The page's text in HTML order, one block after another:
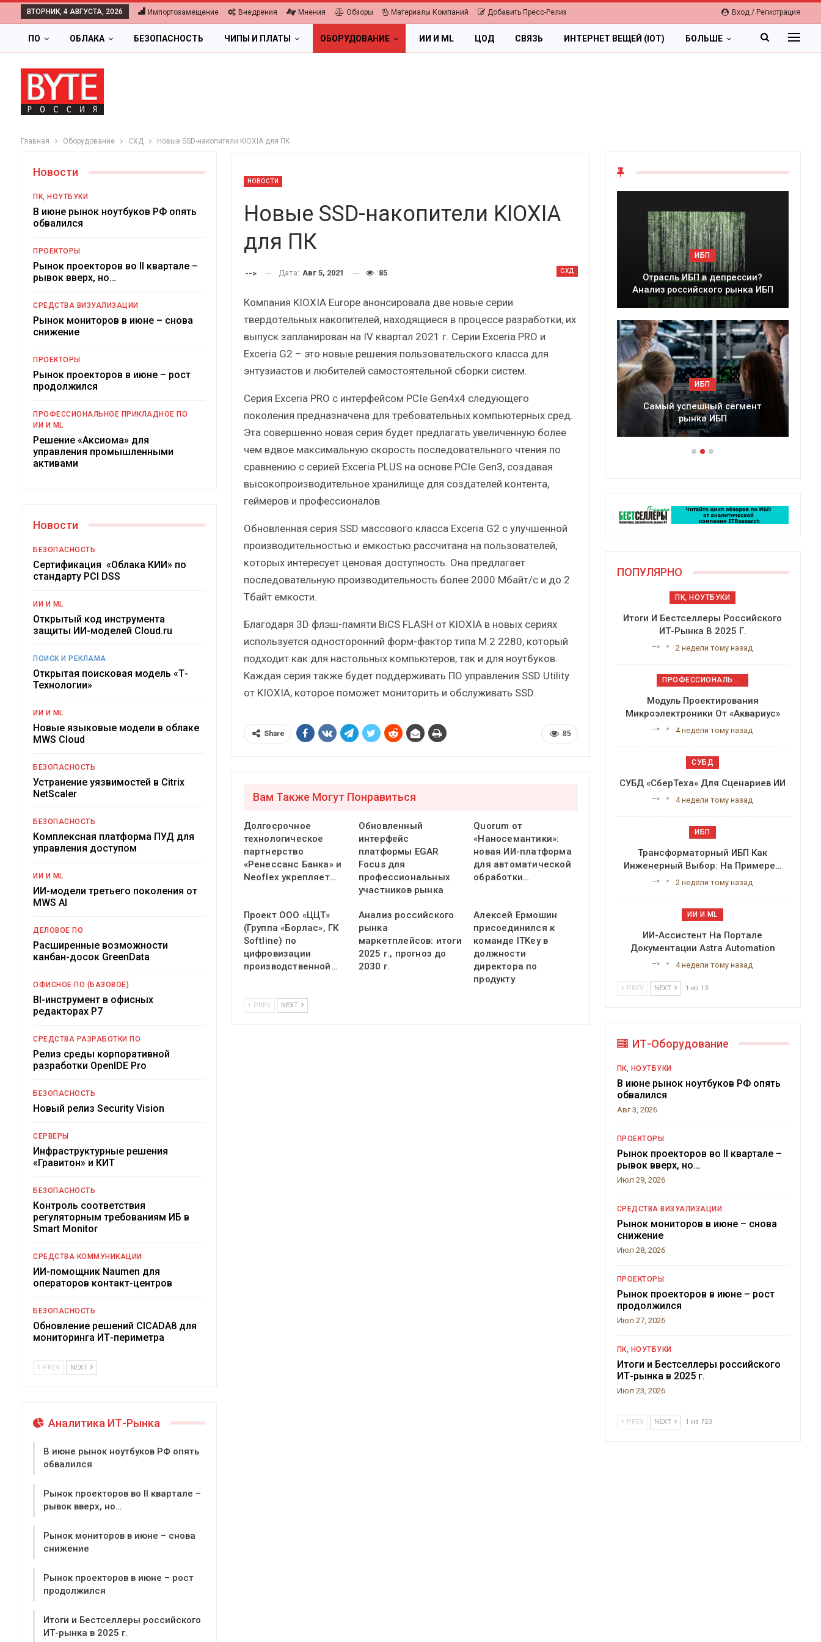
Вход / Регистрация
ВТОРНИК, 4 АВГУСТА, 2026 Импортозамещение Внедрения Мнения Обзоры Материалы Компаний Добавить Пресс-Релиз
ПО ОБЛАКА БЕЗОПАСНОСТЬ ЧИПЫ И ПЛАТЫ ОБОРУДОВАНИЕ ИИ И ML ЦОД СВЯЗЬ ИНТЕРНЕТ ВЕЩЕЙ (IOT) БОЛЬШЕ
Главная Оборудование СХД Новые SSD-накопители KIOXIA для ПК
НОВОСТИ
Новые SSD-накопители KIOXIA
для ПК
СХД
--> Дата: Авг 5, 2021 85
Компания KIOXIA Europe анонсировала две новые серии
твердотельных накопителей, находящиеся в процессе разработки, их
выпуск запланирован на IV квартал 2021 г. Серии Exceria PRO и
Exceria G2 – это новые решения пользовательского класса для
энтузиастов и любителей самостоятельной сборки систем.
Серия Exceria PRO с интерфейсом PCIe Gen4x4 следующего
поколения предназначена для требовательных компьютерных сред.
Эта совершенно новая серия будет предлагать увеличенную более
чем вдвое максимальную скорость последовательного чтения по
сравнению с серией Exceria PLUS на основе PCIe Gen3, создавая
высокопроизводительное хранилище для создателей контента,
геймеров и профессионалов.
Обновленная серия SSD массового класса Exceria G2 с улучшенной
производительностью и емкостью рассчитана на пользователей,
которых интересует ценовая доступность. Она предлагает
последовательную производительность более 2000 Мбайт/с и до 2
Тбайт емкости.
Благодаря 3D флэш-памяти BiCS FLASH от KIOXIA в новых сериях
используется односторонний форм-фактор типа M.2 2280, который
подходит как для настольных компьютеров, так и для ноутбуков.
Каждая серия также будет поддерживать ПО управления SSD Utility
от KIOXIA, которое поможет мониторить и обслуживать SSD.
85
Share
Вам Также Могут Понравиться
Долгосрочное
технологическое
партнерство
«Ренессанс Банка» и
Neoflex укрепляет…
Обновленный
интерфейс
платформы EGAR
Focus для
профессиональных
участников рынка
Quorum от
«Наносемантики»:
новая ИИ-платформа
для автоматической
обработки…
Проект ООО «ЦЦТ»
(Группа «Борлас», ГК
Softline) по
цифровизации
производственной…
Анализ российского
рынка
маркетплейсов: итоги
2025 г., прогноз до
2030 г.
Алексей Ермошин
присоединился к
команде ITKey в
должности
директора по
продукту
PREV NEXT
Новости
ПК, НОУТБУКИ
В июне рынок ноутбуков РФ опять
обвалился
ПРОЕКТОРЫ
Рынок проекторов во II квартале –
рывок вверх, но…
СРЕДСТВА ВИЗУАЛИЗАЦИИ
Рынок мониторов в июне – снова
снижение
ПРОЕКТОРЫ
Рынок проекторов в июне – рост
продолжился
ПРОФЕССИОНАЛЬНОЕ ПРИКЛАДНОЕ ПО
ИИ И ML
Решение «Аксиома» для
управления промышленными
активами
Новости
БЕЗОПАСНОСТЬ
Сертификация «Облака КИИ» по
стандарту PCI DSS
ИИ И ML
Открытый код инструмента
защиты ИИ-моделей Cloud.ru
ПОИСК И РЕКЛАМА
Открытая поисковая модель «Т-
Технологии»
ИИ И ML
Новые языковые модели в облаке
MWS Cloud
БЕЗОПАСНОСТЬ
Устранение уязвимостей в Citrix
NetScaler
БЕЗОПАСНОСТЬ
Комплексная платформа ПУД для
управления доступом
ИИ И ML
ИИ-модели третьего поколения от
MWS AI
ДЕЛОВОЕ ПО
Расширенные возможности
канбан-досок GreenData
ОФИСНОЕ ПО (БАЗОВОЕ)
BI-инструмент в офисных
редакторах Р7
СРЕДСТВА РАЗРАБОТКИ ПО
Релиз среды корпоративной
разработки OpenIDE Pro
БЕЗОПАСНОСТЬ
Новый релиз Security Vision
СЕРВЕРЫ
Инфраструктурные решения
«Гравитон» и КИТ
БЕЗОПАСНОСТЬ
Контроль соответствия
регуляторным требованиям ИБ в
Smart Monitor
СРЕДСТВА КОММУНИКАЦИИ
ИИ-помощник Naumen для
операторов контакт-центров
БЕЗОПАСНОСТЬ
Обновление решений CICADA8 для
мониторинга ИТ-периметра
PREV NEXT
Аналитика ИТ-Рынка
В июне рынок ноутбуков РФ опять
обвалился
Рынок проекторов во II квартале –
рывок вверх, но…
Рынок мониторов в июне – снова
снижение
Рынок проекторов в июне – рост
продолжился
Итоги и Бестселлеры российского
ИТ-рынка в 2025 г.
ОБЛАКА
Краткий статистический
Подкосят ли глобальные угрозы
российский рынок ИБП?
Итоги и Бестселлеры
Отрасль ИБП в депрессии?
Часть II.
ИБП
Отрасль ИБП в депрессии?
Анализ российского рынка ИБП
ИБП
Самый успешный сегмент
рынка ИБП
ПОПУЛЯРНО
ПК, НОУТБУКИ
Итоги И Бестселлеры Российского
ИТ-Рынка В 2025 Г.
--> 2 недели тому назад
ПРОФЕССИОНАЛЬНОЕ ПРИКЛАДНОЕ ПО
Модуль Проектирования
Микроэлектроники От «Аквариус»
--> 4 недели тому назад
СУБД
СУБД «СберТеха» Для Сценариев ИИ
--> 4 недели тому назад
ИБП
Трансформаторный ИБП Как
Инженерный Выбор: На Примере…
--> 2 недели тому назад
ИИ И ML
ИИ-Ассистент На Портале
Документации Astra Automation
--> 4 недели тому назад
PREV NEXT 1 из 13
ИТ-Оборудование
ПК, НОУТБУКИ
В июне рынок ноутбуков РФ опять
обвалился
Авг 3, 2026
ПРОЕКТОРЫ
Рынок проекторов во II квартале –
рывок вверх, но…
Июл 29, 2026
СРЕДСТВА ВИЗУАЛИЗАЦИИ
Рынок мониторов в июне – снова
снижение
Июл 28, 2026
ПРОЕКТОРЫ
Рынок проекторов в июне – рост
продолжился
Июл 27, 2026
ПК, НОУТБУКИ
Итоги и Бестселлеры российского
ИТ-рынка в 2025 г.
Июл 23, 2026
PREV NEXT 1 из 723